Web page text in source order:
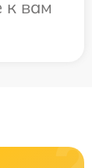
к вам